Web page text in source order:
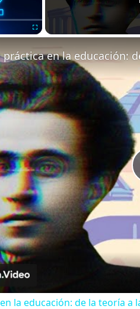
práctica en la educación:
la educación: de la teoría a